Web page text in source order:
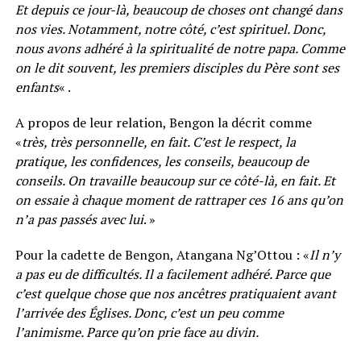
Et depuis ce jour-là, beaucoup de choses ont changé dans
nos vies.Notamment, notre côté, c’est spirituel.Donc,
nous avons adhéré à la spiritualité de notre papa. Comme
on le dit souvent, les premiers disciples du Père sont ses
enfants« .
A propos de leur relation, Bengon la décrit comme
«très, très personnelle, en fait. C’est le respect, la
pratique, les confidences, les conseils, beaucoup de
conseils. On travaille beaucoup sur ce côté-là, en fait.Et
on essaie à chaque moment de rattraper ces 16 ans qu’on
n’a pas passés avec lui. »
Pour la cadette de Bengon, Atangana Ng’Ottou : «Il n’y
a pas eu de difficultés. Il a facilement adhéré.Parce que
c’est quelque chose que nos ancêtres pratiquaient avant
l’arrivée des Églises.Donc, c’est un peu comme
l’animisme.Parce qu’on prie face au divin.